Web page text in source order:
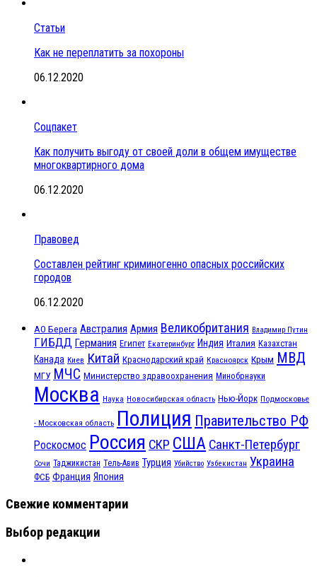
Статьи
Как не переплатить за похороны
06.12.2020
Соцпакет
Как получить выгоду от своей доли в общем имуществе
многоквартирного дома
06.12.2020
Правовед
Составлен рейтинг криминогенно опасных российских
городов
06.12.2020
АО Берега Австралия Армия Великобритания Владимир Путин
ГИБДД Германия Египет Екатеринбург Индия Италия Казахстан
Канада Киев Китай Краснодарский край Красноярск Крым МВД
МГУ МЧС Министерство здравоохранения Минобрнауки
Москва Наука Новосибирская область Нью-Йорк Подмосковье
- Московская область Полиция Правительство РФ
Роскосмос Россия СКР США Санкт-Петербург
Сочи Таджикистан Тель-Авив Турция Убийство Узбекистан Украина
ФСБ Франция Япония
Свежие комментарии
Выбор редакции